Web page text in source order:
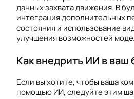
данных захвата движения. В
интеграция дополнительных
состояния и использование
улучшения возможностей
Как внедрить ИИ в ваш
Если вы хотите, чтобы ваша
помощью ИИ, следуйте этим